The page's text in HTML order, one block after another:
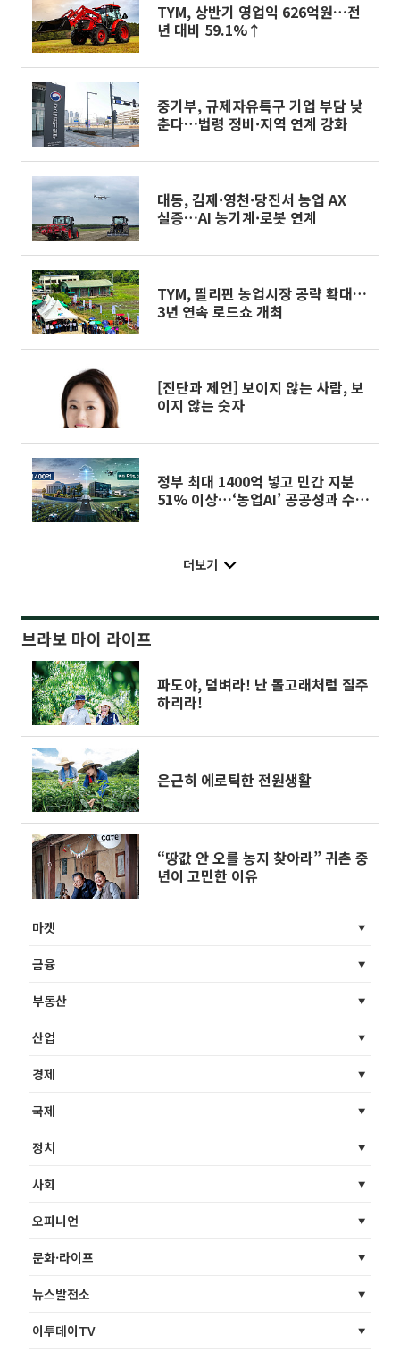
TYM, 상반기 영업익 626억원…전
년 대비 59.1%↑
중기부, 규제자유특구 기업 부담 낮
춘다…법령 정비·지역 연계 강화
대동, 김제·영천·당진서 농업 AX
실증…AI 농기계·로봇 연계
TYM, 필리핀 농업시장 공략 확대…
3년 연속 로드쇼 개최
[진단과 제언] 보이지 않는 사람, 보
이지 않는 숫자
정부 최대 1400억 넣고 민간 지분
51% 이상…‘농업AI’ 공공성과 수익
더보기
브라보 마이 라이프
파도야, 덤벼라! 난 돌고래처럼 질주
하리라!
은근히 에로틱한 전원생활
“땅값 안 오를 농지 찾아라” 귀촌 중
년이 고민한 이유
마켓
금융
부동산
산업
경제
국제
정치
사회
오피니언
문화·라이프
뉴스발전소
이투데이TV